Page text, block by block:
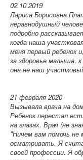
02.10.2019
Лариса Борисовна
неравнодушный
подробно
когда наша
меня первый ребенок
за здоровье малыша,
она не наш
21 февраля 2020
Вызывала врача на
Ребенок перестал
на глазах. Врач (не
"Ничем вам помочь не
осматривать. Я
своей профессии. Я